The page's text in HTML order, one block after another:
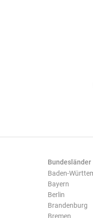
Bundesländer
Baden-
Bayern
Berlin
Brandenburg
Bremen